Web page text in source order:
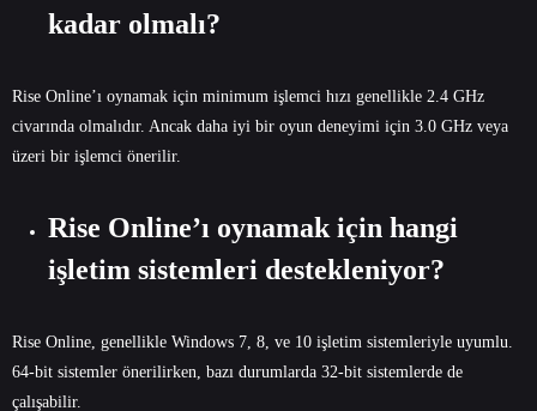
kadar olmalı?
Rise Online’ı oynamak için minimum işlemci hızı genellikle 2.4 GHz
civarında olmalıdır. Ancak daha iyi bir oyun deneyimi için 3.0 GHz veya
üzeri bir işlemci önerilir.
Rise Online’ı oynamak için hangi
işletim sistemleri destekleniyor?
Rise Online, genellikle Windows 7, 8, ve 10 işletim sistemleriyle uyumlu.
64-bit sistemler önerilirken, bazı durumlarda 32-bit sistemlerde de
çalışabilir.